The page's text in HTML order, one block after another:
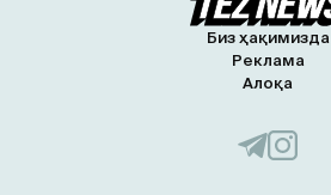
Биз ҳақимизда
Реклама
Алоқа